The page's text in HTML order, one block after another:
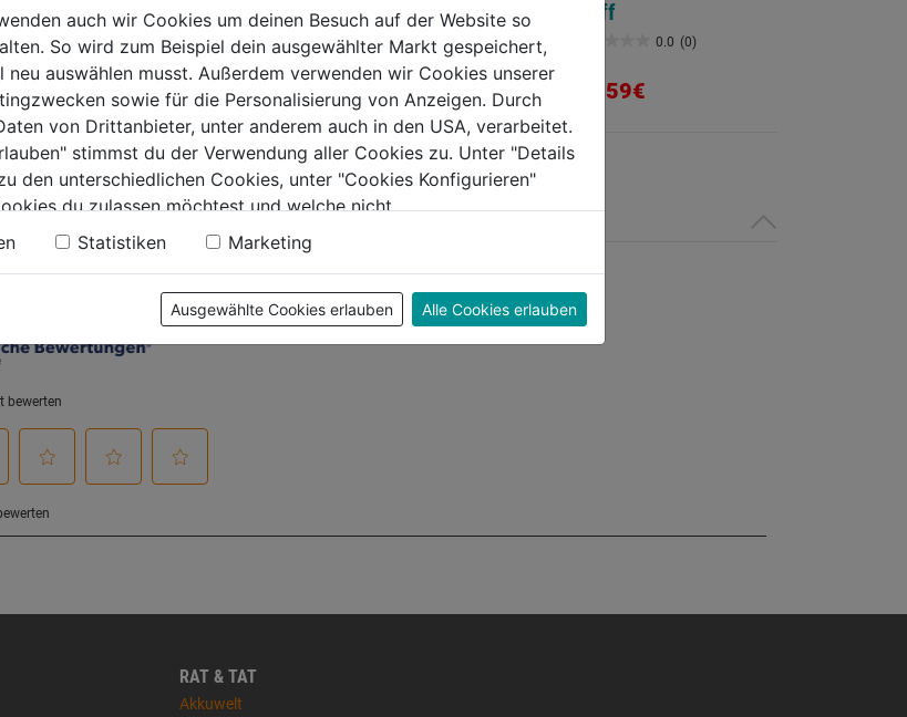
0.0 (0)
0.0
von
5
Sternen.
9,99€
Griff PZ
0.0 (0)
0.0
von
5
Sternen.
9,99€
Griff
0.0 (0)
10,59€
RAT & TAT
Akkuwelt
auch wir Cookies um deinen Besuch auf der Website so
So wird zum Beispiel dein ausgewählter Markt gespeichert,
auswählen musst. Außerdem verwenden wir Cookies unserer
sowie für die Personalisierung von Anzeigen. Durch
von Drittanbieter, unter anderem auch in den USA, verarbeitet.
stimmst du der Verwendung aller Cookies zu. Unter "Details
den unterschiedlichen Cookies, unter "Cookies Konfigurieren"
du zulassen möchtest und welche nicht.
in unserer Datenschutzerklärung
Statistiken Marketing
Ausgewählte Cookies erlauben Alle Cookies erlauben